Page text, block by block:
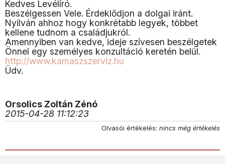
Kedves Levélíró.
Beszélgessen Vele. Érdeklődjon a dolgai iránt.
Nyilván ahhoz hogy konkrétabb legyek, többet
kellene tudnom a családjukról.
Amennyiben van kedve, ideje szívesen beszélgetek
Önnel egy személyes konzultáció keretén belül.
http://www.kamaszszerviz.hu
Üdv.
Orsolics Zoltán Zénó
2015-04-28 11:12:23
Olvasói értékelés: nincs még értékelés